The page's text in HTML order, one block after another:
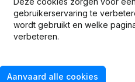
gebruikerservaring te
wordt gebruikt en welke
verbeteren.
Aanvaard alle cookies